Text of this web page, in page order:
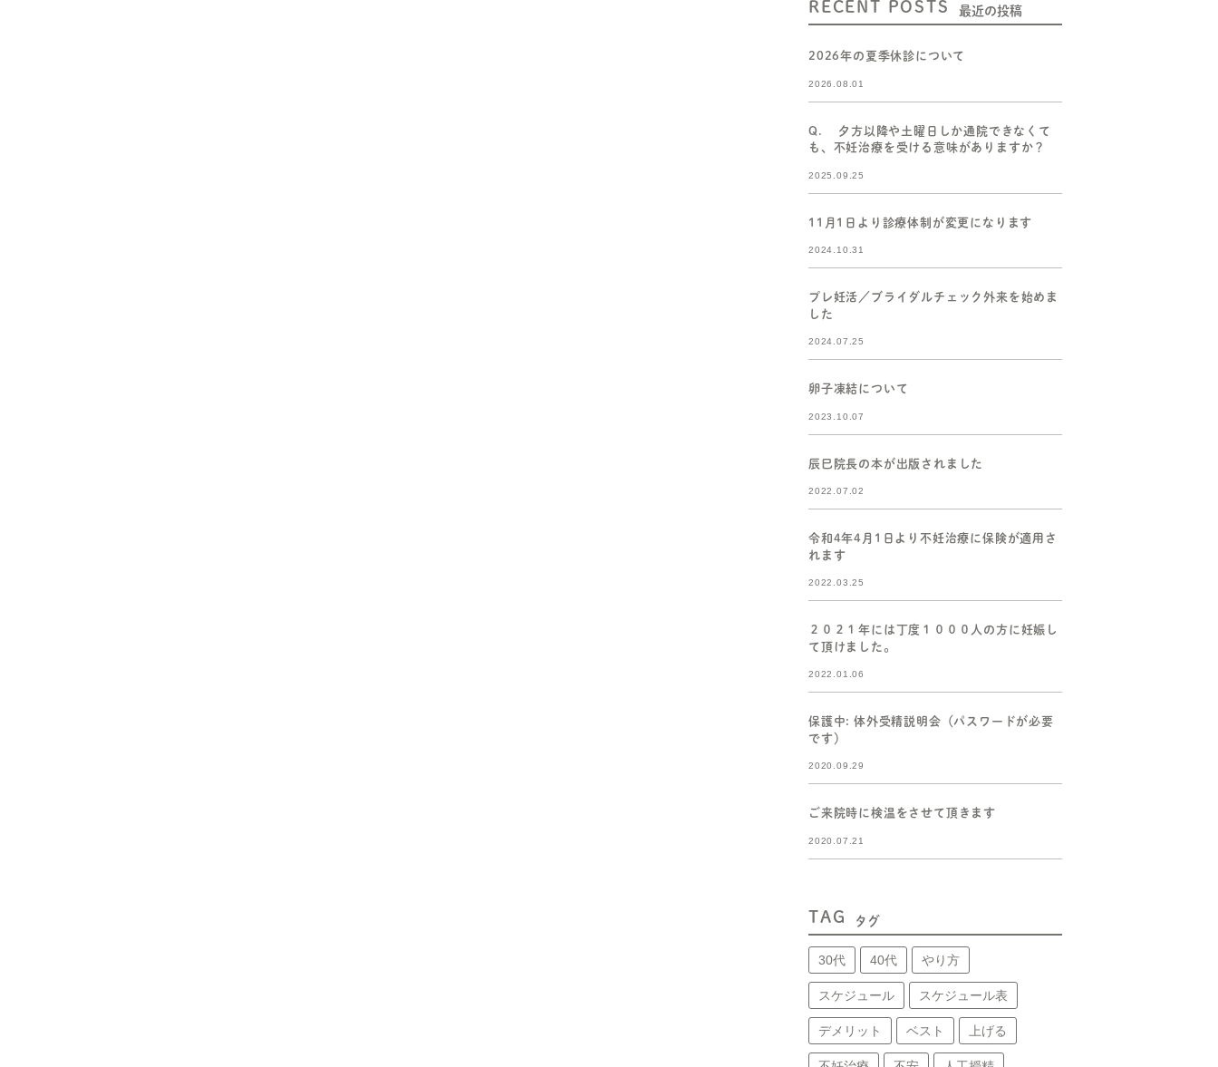
RECENT POSTS 最近の投稿
2026年の夏季休診について
2026.08.01
Q. 夕方以降や土曜日しか通院できなくて
も、不妊治療を受ける意味がありますか？
2025.09.25
11月1日より診療体制が変更になります
2024.10.31
プレ妊活／ブライダルチェック外来を始めま
した
2024.07.25
卵子凍結について
2023.10.07
辰巳院長の本が出版されました
2022.07.02
令和4年4月1日より不妊治療に保険が適用さ
れます
2022.03.25
２０２１年には丁度１０００人の方に妊娠し
て頂けました。
2022.01.06
保護中: 体外受精説明会（パスワードが必要
です）
2020.09.29
ご来院時に検温をさせて頂きます
2020.07.21
TAG タグ
30代 40代 やり方
スケジュール スケジュール表
デメリット ベスト 上げる